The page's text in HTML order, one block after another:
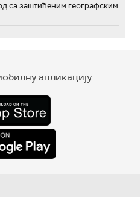
са заштићеним географским
апликацију